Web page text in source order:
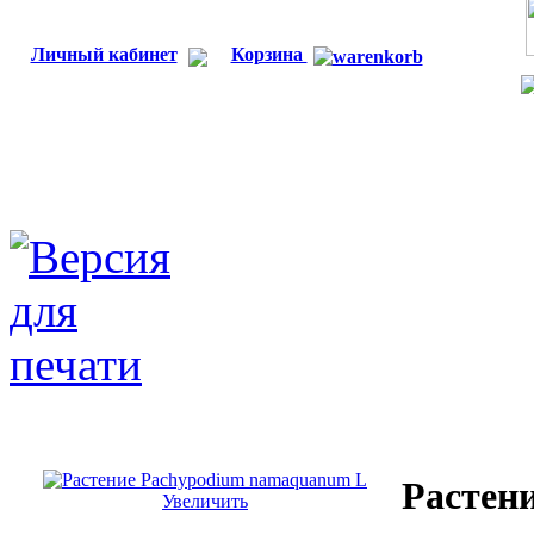
Личный кабинет Корзина
Увеличить